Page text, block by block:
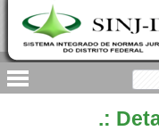
.: